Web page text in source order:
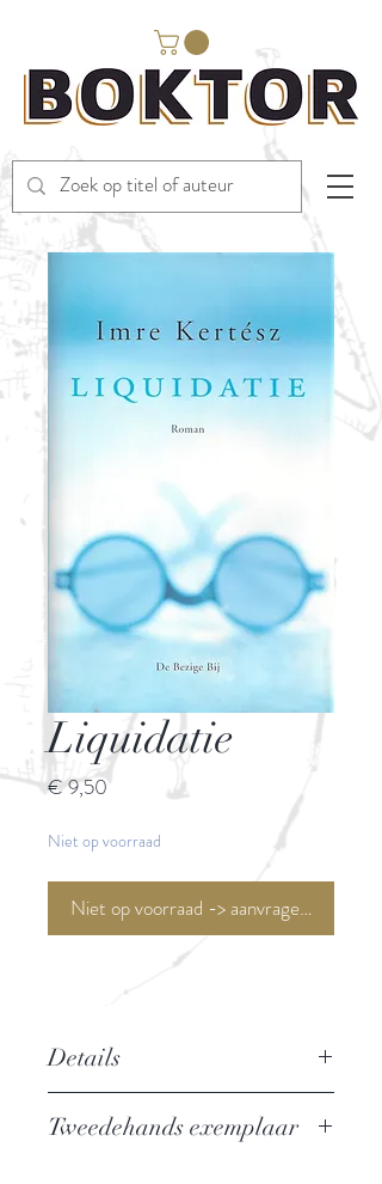
Liquidatie
€ 9,50Prijs
Niet op voorraad
Niet op voorraad -> aanvragen <-
Details
Uitgever: De Bezige Bij
Tweedehands exemplaar